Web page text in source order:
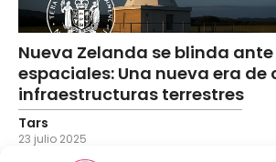
Nueva Zelanda se blinda
espaciales: Una nueva era de
infraestructuras terrestres
Tars
23 julio 2025